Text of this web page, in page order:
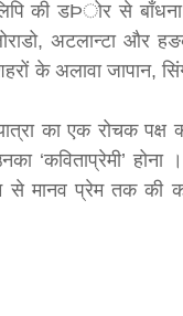
की डÞोर से
अटलान्टा
के अलावा जापान,
का एक रोचक
‘कविताप्रेमी’
मानव प्रेम तक की